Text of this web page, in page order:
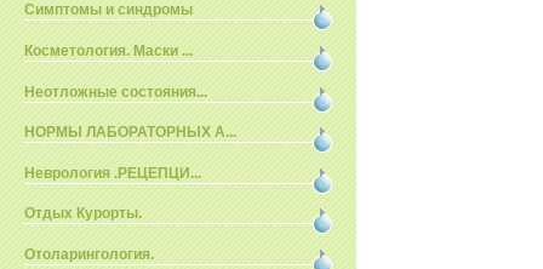
Симптомы и синдромы
Косметология. Маски ...
Неотложные состояния...
НОРМЫ ЛАБОРАТОРНЫХ А...
Неврология .РЕЦЕПЦИ...
Отдых Курорты.
Отоларингология.